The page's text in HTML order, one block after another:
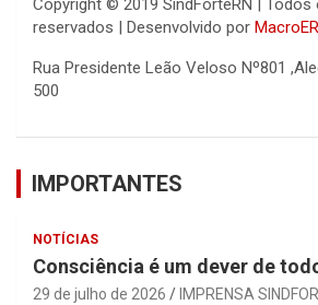
Copyright © 2019 SindForteRN | Todos
reservados | Desenvolvido por
Rua Presidente Leão Veloso Nº801
500
IMPORTANTES
NOTÍCIAS
Consciência é um dever de
29 de julho de 2026 IMPRENSA